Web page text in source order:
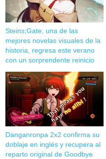
Steins;Gate, una de las
mejores novelas visuales de la
historia, regresa este verano
con un sorprendente reinicio
Danganronpa 2x2 confirma su
doblaje en inglés y recupera al
reparto original de Goodbye